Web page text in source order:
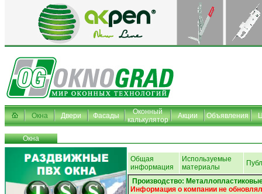
Окна Двери Фасады
Оконный
калькулятор
Акции Объявления
Окна
Общая
информация
Используемые
материалы
Производство:
Информация о компании не